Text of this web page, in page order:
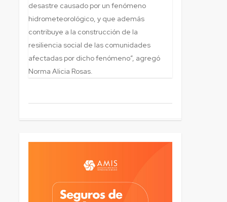
desastre causado por un fenómeno
hidrometeorológico, y que además
contribuye a la construcción de la
resiliencia social de las comunidades
afectadas por dicho fenómeno”, agregó
Norma Alicia Rosas.